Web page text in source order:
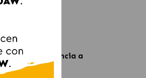
o con
tendencia a